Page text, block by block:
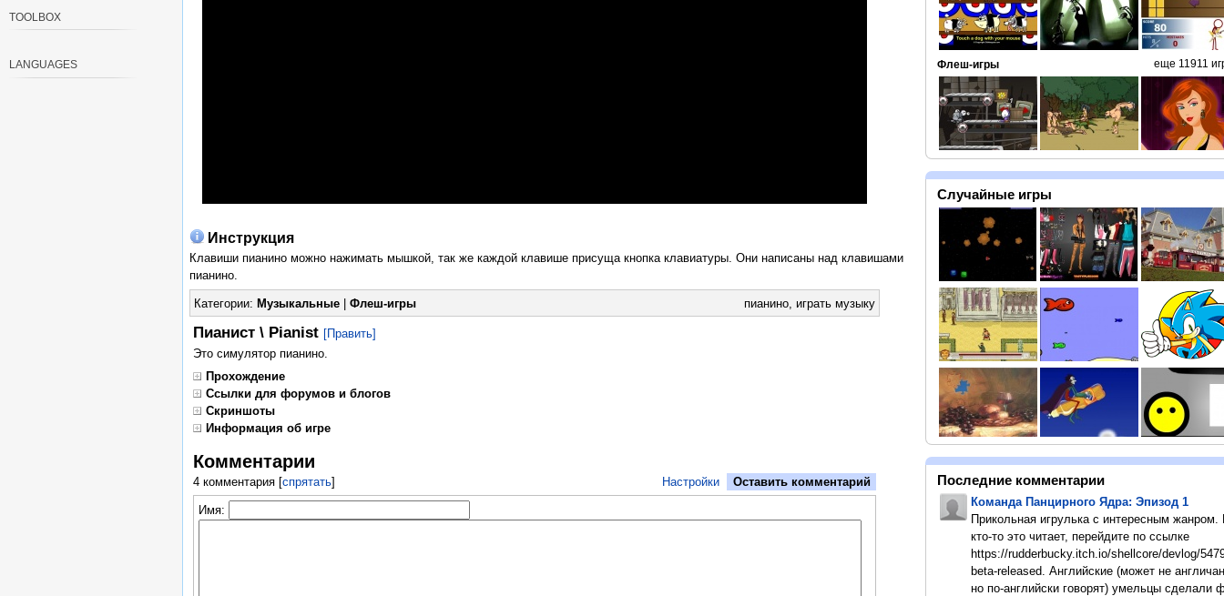
Инструкция
Клавиши пианино можно нажимать мышкой, так же каждой клавише присуща кнопка клавиатуры. Они написаны над клавишами
пианино.
Категории: Музыкальные| Флеш-игры пианино, играть музыку
Пианист \ Pianist [Править]
Это симулятор пианино.
Прохождение
Ссылки для форумов и блогов
Скриншоты
Информация об игре
Комментарии
4 комментария[спрятать] Оставить комментарий
Настройки
Имя:
Флеш-игры еще 11911
Случайные игры
Последние комментарии
Команда Панцирного Ядра: Эпизод 1
Прикольная игрулька с интересным жанром.
кто-то это читает, перейдите по ссылке
https://rudderbucky.itch.io/shellcore/devlog/
beta-released. Английские (может не
но по-английски говорят) умельцы сделали
TOOLBOX
LANGUAGES